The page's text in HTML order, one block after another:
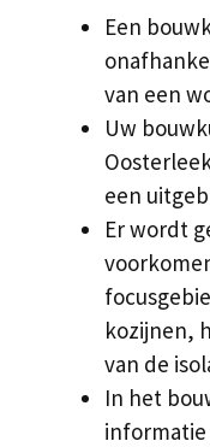
Een
van een
Uw
een
Er wordt
kozijnen,
van de
In het